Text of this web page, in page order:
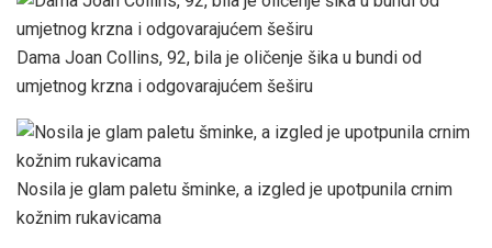
Dama Joan Collins, 92, bila je oličenje šika u bundi od
umjetnog krzna i odgovarajućem šeširu
Nosila je glam paletu šminke, a izgled je upotpunila crnim
kožnim rukavicama